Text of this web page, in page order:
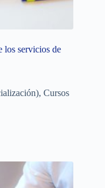
los servicios de
, Cursos